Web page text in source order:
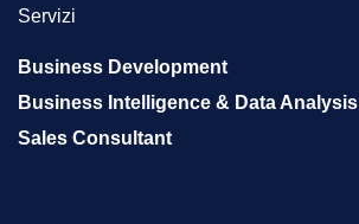
Servizi
Business Development
Business Intelligence & Data Analysis
Sales Consultant